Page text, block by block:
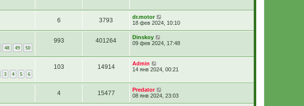
6 3793
dr.motor
18 фев 2024, 10:10
48 49 50
993 401264
Dinskoy
09 фев 2024, 17:48
3 4 5 6
103 14914
Admin
14 янв 2024, 00:21
4 15477
Predator
08 янв 2024, 23:03